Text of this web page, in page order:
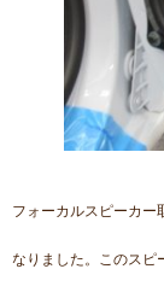
フォーカルスピーカー
なりました。このスピ